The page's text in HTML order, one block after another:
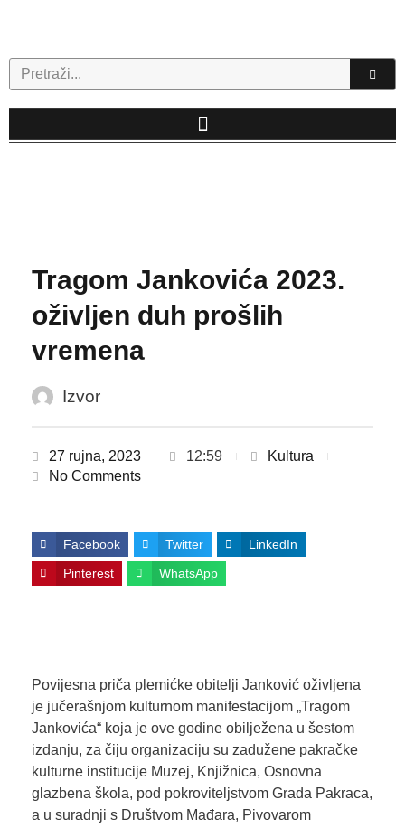
Search
Tragom Jankovića 2023.
oživljen duh prošlih
vremena
Izvor
27 rujna, 2023 12:59
Kultura
No Comments
Facebook Twitter LinkedIn
Pinterest WhatsApp
Povijesna priča plemićke obitelji Janković oživljena
je jučerašnjom kulturnom manifestacijom „Tragom
Jankovića“ koja je ove godine obilježena u šestom
izdanju, za čiju organizaciju su zadužene pakračke
kulturne institucije Muzej, Knjižnica, Osnovna
glazbena škola, pod pokroviteljstvom Grada Pakraca,
a u suradnji s Društvom Mađara, Pivovarom